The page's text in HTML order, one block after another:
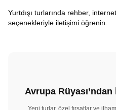
Yurtdışı turlarında rehber,
seçenekleriyle iletişimi öğrenin.
Avrupa
Yeni turlar, özel fırsatlar ve